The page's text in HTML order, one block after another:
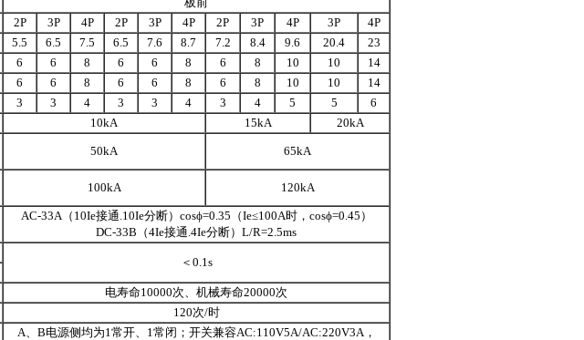
2P 3P 4P 2P 3P 4P 2P 3P 4P 3P
4P
5.5 6.5 7.5 6.5 7.6 8.7 7.2 8.4 9.6 20.4 23
6 6 8 6 6 8 6 8 10 10
14
6 6 8 6 6 8 6 8 10 10
14
3 3 4 3 3 4 3 4 5 5 6
10kA 15kA
20kA
50kA 65kA
100kA 120kA
AC-33A（10Ie接通.10Ie分断）cosϕ=0.35（Ie≤100A时，cosϕ=0.45）
DC-33B（4Ie接通.4Ie分断）L/R=2.5ms
＜0.1s
电寿命10000次、机械寿命20000次
120次/时
A、B电源侧均为1常开、1常闭；开关兼容AC:110V5A/AC:220V3A，